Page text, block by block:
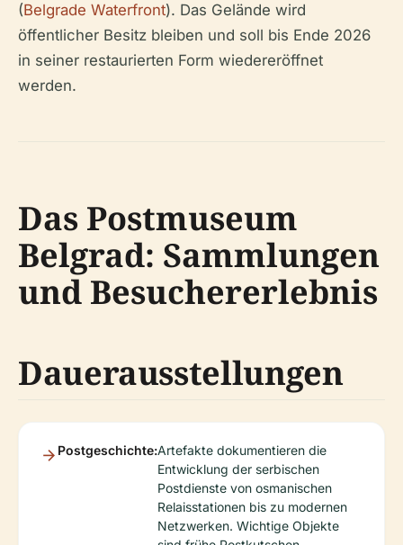
(Belgrade Waterfront). Das Gelände wird
öffentlicher Besitz bleiben und soll bis Ende 2026
in seiner restaurierten Form wiedereröffnet
werden.
Das Postmuseum
Belgrad: Sammlungen
und Besuchererlebnis
Dauerausstellungen
Postgeschichte:Artefakte dokumentieren die
Entwicklung der serbischen
Postdienste von osmanischen
Relaisstationen bis zu modernen
Netzwerken. Wichtige Objekte